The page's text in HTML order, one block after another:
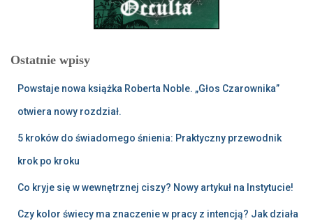
Ostatnie wpisy
Powstaje nowa książka Roberta Noble. „Głos Czarownika”
otwiera nowy rozdział.
5 kroków do świadomego śnienia: Praktyczny przewodnik
krok po kroku
Co kryje się w wewnętrznej ciszy? Nowy artykuł na Instytucie!
Czy kolor świecy ma znaczenie w pracy z intencją? Jak działa